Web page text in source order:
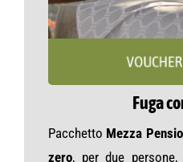
Fuga
Pacchetto Mezza
zero, per due